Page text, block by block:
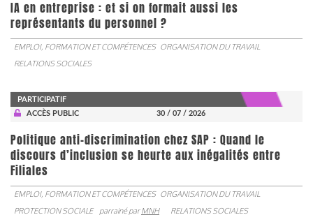
IA en entreprise : et si on formait aussi les
représentants du personnel ?
EMPLOI, FORMATION ET COMPÉTENCES ORGANISATION DU TRAVAIL
RELATIONS SOCIALES
PARTICIPATIF
ACCÈS PUBLIC
30 / 07 / 2026
Politique anti-discrimination chez SAP : Quand le
discours d’inclusion se heurte aux inégalités entre
Filiales
EMPLOI, FORMATION ET COMPÉTENCES ORGANISATION DU TRAVAIL
PROTECTION SOCIALE
parrainé parMNH RELATIONS SOCIALES